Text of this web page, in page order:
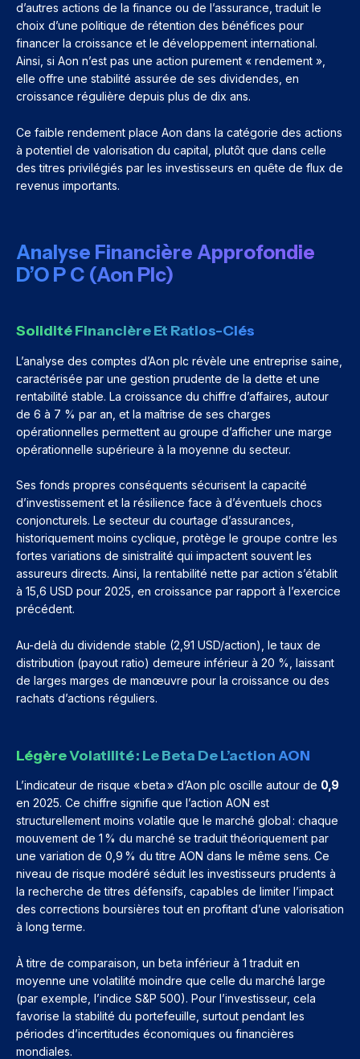
d’autres actions de la finance ou de l’assurance, traduit le
choix d’une politique de rétention des bénéfices pour
financer la croissance et le développement international.
Ainsi, si Aon n’est pas une action purement « rendement »,
elle offre une stabilité assurée de ses dividendes, en
croissance régulière depuis plus de dix ans.
Ce faible rendement place Aon dans la catégorie des actions
à potentiel de valorisation du capital, plutôt que dans celle
des titres privilégiés par les investisseurs en quête de flux de
revenus importants.
Analyse Financière Approfondie
D’O P C (Aon Plc)
Solidité Financière Et Ratios-Clés
L’analyse des comptes d’Aon plc révèle une entreprise saine,
caractérisée par une gestion prudente de la dette et une
rentabilité stable. La croissance du chiffre d’affaires, autour
de 6 à 7 % par an, et la maîtrise de ses charges
opérationnelles permettent au groupe d’afficher une marge
opérationnelle supérieure à la moyenne du secteur.
Ses fonds propres conséquents sécurisent la capacité
d’investissement et la résilience face à d’éventuels chocs
conjoncturels. Le secteur du courtage d’assurances,
historiquement moins cyclique, protège le groupe contre les
fortes variations de sinistralité qui impactent souvent les
assureurs directs. Ainsi, la rentabilité nette par action s’établit
à 15,6 USD pour 2025, en croissance par rapport à l’exercice
précédent.
Au-delà du dividende stable (2,91 USD/action), le taux de
distribution (payout ratio) demeure inférieur à 20 %, laissant
de larges marges de manœuvre pour la croissance ou des
rachats d’actions réguliers.
Légère Volatilité : Le Beta De L’action AON
L’indicateur de risque « beta » d’Aon plc oscille autour de 0,9
en 2025. Ce chiffre signifie que l’action AON est
structurellement moins volatile que le marché global : chaque
mouvement de 1 % du marché se traduit théoriquement par
une variation de 0,9 % du titre AON dans le même sens. Ce
niveau de risque modéré séduit les investisseurs prudents à
la recherche de titres défensifs, capables de limiter l’impact
des corrections boursières tout en profitant d’une valorisation
à long terme.
À titre de comparaison, un beta inférieur à 1 traduit en
moyenne une volatilité moindre que celle du marché large
(par exemple, l’indice S&P 500). Pour l’investisseur, cela
favorise la stabilité du portefeuille, surtout pendant les
périodes d’incertitudes économiques ou financières
mondiales.